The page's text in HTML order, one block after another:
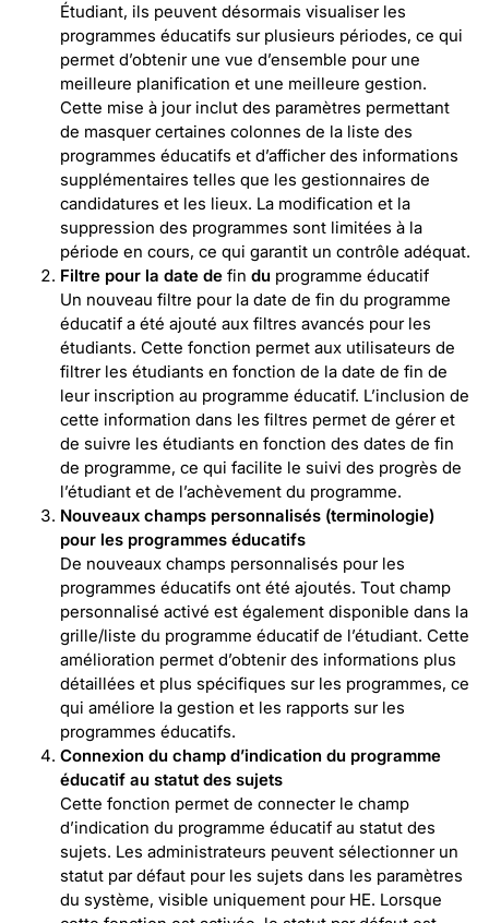
Étudiant, ils peuvent désormais visualiser les
programmes éducatifs sur plusieurs périodes, ce qui
permet d’obtenir une vue d’ensemble pour une
meilleure planification et une meilleure gestion.
Cette mise à jour inclut des paramètres permettant
de masquer certaines colonnes de la liste des
programmes éducatifs et d’afficher des informations
supplémentaires telles que les gestionnaires de
candidatures et les lieux. La modification et la
suppression des programmes sont limitées à la
période en cours, ce qui garantit un contrôle adéquat.
Filtre pour la date de fin du programme éducatif
Un nouveau filtre pour la date de fin du programme
éducatif a été ajouté aux filtres avancés pour les
étudiants. Cette fonction permet aux utilisateurs de
filtrer les étudiants en fonction de la date de fin de
leur inscription au programme éducatif. L’inclusion de
cette information dans les filtres permet de gérer et
de suivre les étudiants en fonction des dates de fin
de programme, ce qui facilite le suivi des progrès de
l’étudiant et de l’achèvement du programme.
Nouveaux champs personnalisés (terminologie)
pour les programmes éducatifs
De nouveaux champs personnalisés pour les
programmes éducatifs ont été ajoutés. Tout champ
personnalisé activé est également disponible dans la
grille/liste du programme éducatif de l’étudiant. Cette
amélioration permet d’obtenir des informations plus
détaillées et plus spécifiques sur les programmes, ce
qui améliore la gestion et les rapports sur les
programmes éducatifs.
Connexion du champ d’indication du programme
éducatif au statut des sujets
Cette fonction permet de connecter le champ
d’indication du programme éducatif au statut des
sujets. Les administrateurs peuvent sélectionner un
statut par défaut pour les sujets dans les paramètres
du système, visible uniquement pour HE. Lorsque